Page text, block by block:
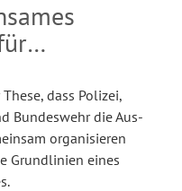
dass Polizei,
Bundeswehr die Aus-
organisieren
Grundlinien eines